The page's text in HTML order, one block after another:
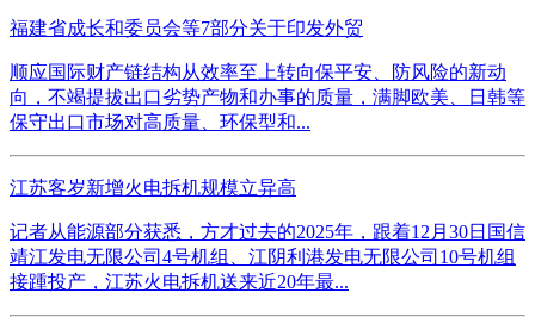
福建省成长和委员会等7部分关于印发外贸
顺应国际财产链结构从效率至上转向保平安、防风险的新动
向，不竭提拔出口劣势产物和办事的质量，满脚欧美、日韩等
保守出口市场对高质量、环保型和...
江苏客岁新增火电拆机规模立异高
记者从能源部分获悉，方才过去的2025年，跟着12月30日国信
靖江发电无限公司4号机组、江阴利港发电无限公司10号机组
接踵投产，江苏火电拆机送来近20年最...